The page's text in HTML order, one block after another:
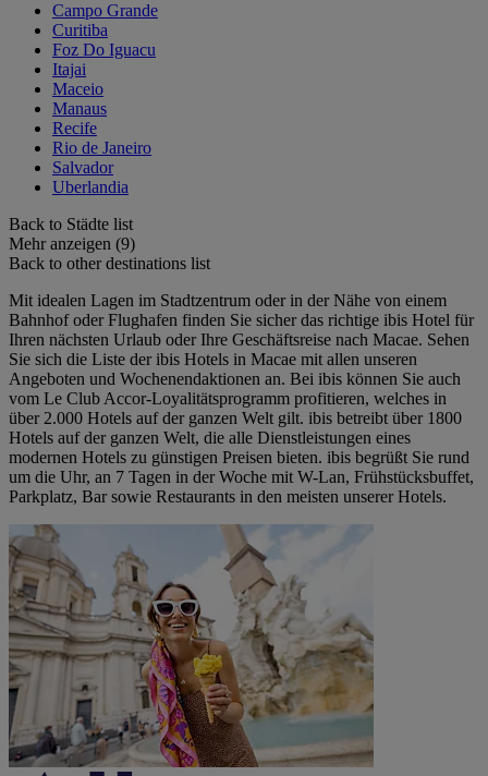
Campo Grande
Curitiba
Foz Do Iguacu
Itajai
Maceio
Manaus
Recife
Rio de Janeiro
Salvador
Uberlandia
Back to Städte list
Mehr anzeigen (9)
Back to other destinations list
Mit idealen Lagen im Stadtzentrum oder in der Nähe von einem
Bahnhof oder Flughafen finden Sie sicher das richtige ibis Hotel für
Ihren nächsten Urlaub oder Ihre Geschäftsreise nach Macae. Sehen
Sie sich die Liste der ibis Hotels in Macae mit allen unseren
Angeboten und Wochenendaktionen an. Bei ibis können Sie auch
vom Le Club Accor-Loyalitätsprogramm profitieren, welches in
über 2.000 Hotels auf der ganzen Welt gilt. ibis betreibt über 1800
Hotels auf der ganzen Welt, die alle Dienstleistungen eines
modernen Hotels zu günstigen Preisen bieten. ibis begrüßt Sie rund
um die Uhr, an 7 Tagen in der Woche mit W-Lan, Frühstücksbuffet,
Parkplatz, Bar sowie Restaurants in den meisten unserer Hotels.